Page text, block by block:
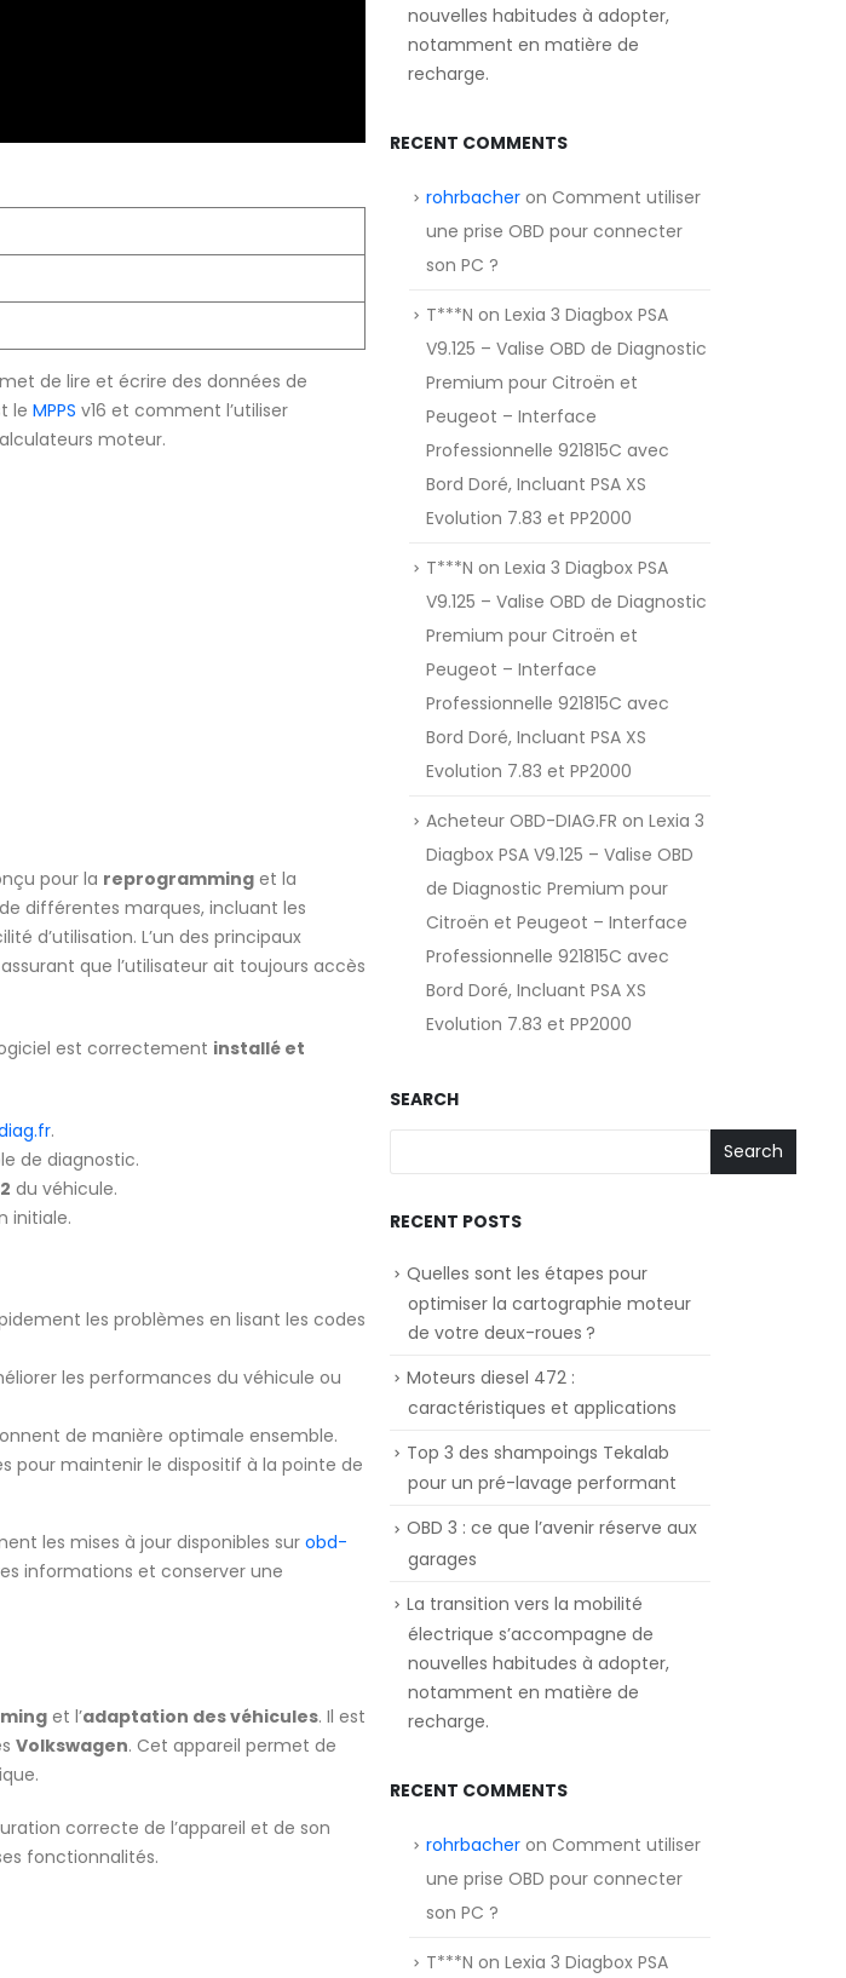
de lire et écrire des données de
le MPPS v16 et comment l’utiliser
moteur.
pour la reprogramming et la
différentes marques, incluant les
d’utilisation. L’un des principaux
que l’utilisateur ait toujours accès
est correctement installé et
.
de diagnostic.
du véhicule.
initiale.
les problèmes en lisant les codes
les performances du véhicule ou
de manière optimale ensemble.
pour maintenir le dispositif à la pointe de
les mises à jour disponibles sur obd-
informations et conserver une
et l’adaptation des véhicules. Il est
Volkswagen. Cet appareil permet de
correcte de l’appareil et de son
fonctionnalités.
nouvelles habitudes à adopter,
notamment en matière de
recharge.
RECENT COMMENTS
rohrbacher on Comment utiliser
une prise OBD pour connecter
son PC ?
T***N on Lexia 3 Diagbox PSA
V9.125 – Valise OBD de Diagnostic
Premium pour Citroën et
Peugeot – Interface
Professionnelle 921815C avec
Bord Doré, Incluant PSA XS
Evolution 7.83 et PP2000
T***N on Lexia 3 Diagbox PSA
V9.125 – Valise OBD de Diagnostic
Premium pour Citroën et
Peugeot – Interface
Professionnelle 921815C avec
Bord Doré, Incluant PSA XS
Evolution 7.83 et PP2000
Acheteur OBD-DIAG.FR on Lexia 3
Diagbox PSA V9.125 – Valise OBD
de Diagnostic Premium pour
Citroën et Peugeot – Interface
Professionnelle 921815C avec
Bord Doré, Incluant PSA XS
Evolution 7.83 et PP2000
SEARCH
Search
RECENT POSTS
Quelles sont les étapes pour
optimiser la cartographie moteur
de votre deux-roues ?
Moteurs diesel 472 :
caractéristiques et applications
Top 3 des shampoings Tekalab
pour un pré-lavage performant
OBD 3 : ce que l’avenir réserve aux
garages
La transition vers la mobilité
électrique s’accompagne de
nouvelles habitudes à adopter,
notamment en matière de
recharge.
RECENT COMMENTS
rohrbacher on Comment utiliser
une prise OBD pour connecter
son PC ?
T***N on Lexia 3 Diagbox PSA